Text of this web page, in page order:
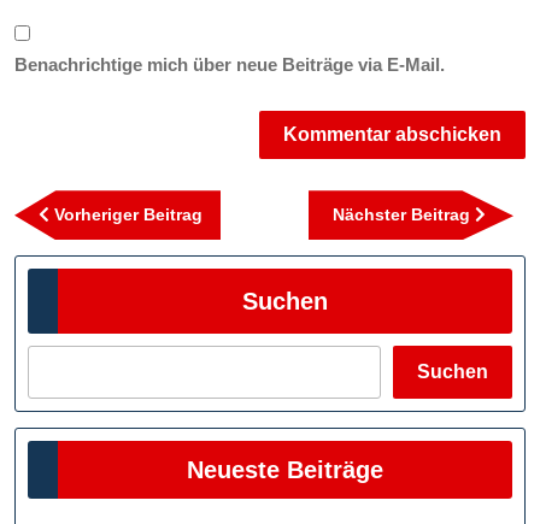
Benachrichtige mich über neue Beiträge via E-Mail.
Beitragsnavigation
Vorheriger Beitrag
Beitrag
Nächster Beitrag
Suchen
Suchen
Neueste Beiträge